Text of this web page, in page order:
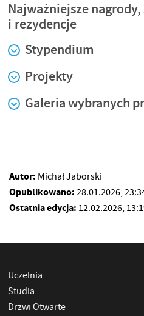
Najważniejsze
i rezydencje
Stypendium
Projekty
Galeria wybranych
Autor: Michał Jaborski
Opublikowano: 28.01.2026,
Ostatnia edycja: 12.02.2026,
Uczelnia
Studia
Drzwi Otwarte